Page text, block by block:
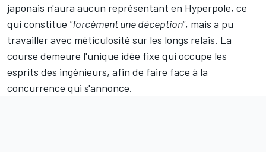
japonais n'aura aucun représentant en Hyperpole, ce
qui constitue "forcément une déception", mais a pu
travailler avec méticulosité sur les longs relais. La
course demeure l'unique idée fixe qui occupe les
esprits des ingénieurs, afin de faire face à la
concurrence qui s'annonce.